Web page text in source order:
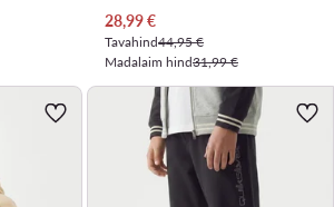
Praegune hind
28,99€
Tavahind44,95 €
Madalaim hind31,99 €